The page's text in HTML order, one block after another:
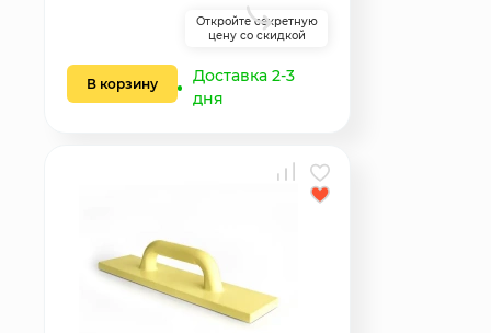
Откройте секретную
цену со скидкой
В корзину
Доставка 2-3
дня